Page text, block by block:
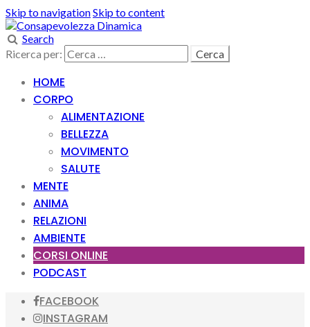
Skip to navigationSkip to content
Search
Ricerca per:
HOME
CORPO
ALIMENTAZIONE
BELLEZZA
MOVIMENTO
SALUTE
MENTE
ANIMA
RELAZIONI
AMBIENTE
CORSI ONLINE
PODCAST
FACEBOOK
INSTAGRAM